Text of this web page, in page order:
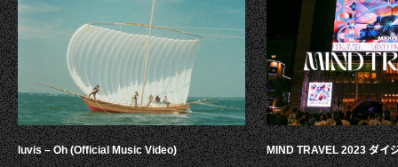
luvis – Oh (Official Music Video) MIND TRAVEL 2023 ダイ